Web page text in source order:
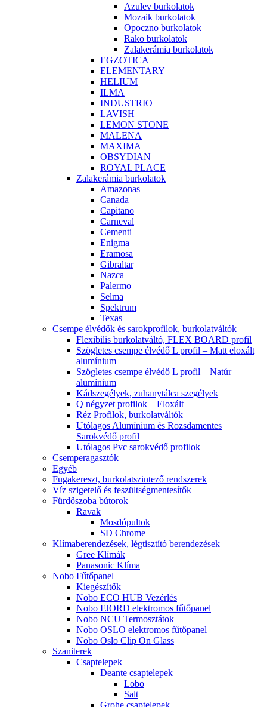
Azulev burkolatok
Mozaik burkolatok
Opoczno burkolatok
Rako burkolatok
Zalakerámia burkolatok
EGZOTICA
ELEMENTARY
HELIUM
ILMA
INDUSTRIO
LAVISH
LEMON STONE
MALENA
MAXIMA
OBSYDIAN
ROYAL PLACE
Zalakerámia burkolatok
Amazonas
Canada
Capitano
Carneval
Cementi
Enigma
Eramosa
Gibraltar
Nazca
Palermo
Selma
Spektrum
Texas
Csempe élvédők és sarokprofilok, burkolatváltók
Flexibilis burkolatváltó, FLEX BOARD profil
Szögletes csempe élvédő L profil – Matt eloxált
alumínium
Szögletes csempe élvédő L profil – Natúr
alumínium
Kádszegélyek, zuhanytálca szegélyek
Q négyzet profilok – Eloxált
Réz Profilok, burkolatváltók
Utólagos Alumínium és Rozsdamentes
Sarokvédő profil
Utólagos Pvc sarokvédő profilok
Csemperagasztók
Egyéb
Fugakereszt, burkolatszintező rendszerek
Víz szigetelő és feszültségmentesítők
Fürdőszoba bútorok
Ravak
Mosdópultok
SD Chrome
Klímaberendezések, légtisztító berendezések
Gree Klímák
Panasonic Klíma
Nobo Fűtőpanel
Kiegészítők
Nobo ECO HUB Vezérlés
Nobo FJORD elektromos fűtőpanel
Nobo NCU Termosztátok
Nobo OSLO elektromos fűtőpanel
Nobo Oslo Clip On Glass
Szaniterek
Csaptelepek
Deante csaptelepek
Lobo
Salt
Grohe csaptelepek